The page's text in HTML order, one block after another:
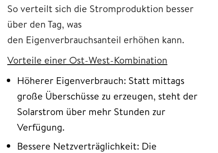
So verteilt sich die Stromproduktion besser
über den Tag, was
den Eigenverbrauchsanteil erhöhen kann.
Vorteile einer Ost-West-Kombination
Höherer Eigenverbrauch: Statt mittags
große Überschüsse zu erzeugen, steht der
Solarstrom über mehr Stunden zur
Verfügung.
Bessere Netzverträglichkeit: Die